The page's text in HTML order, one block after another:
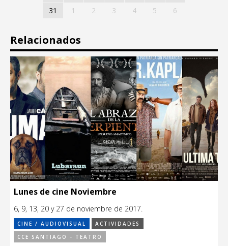
31 1 2 3 4 5 6
Relacionados
Lunes de cine Noviembre
6, 9, 13, 20 y 27 de noviembre de 2017.
CINE / AUDIOVISUAL
ACTIVIDADES
CCE SANTIAGO - TEATRO